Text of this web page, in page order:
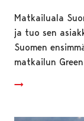
Matkailuala
ja tuo sen
Suomen
matkailun